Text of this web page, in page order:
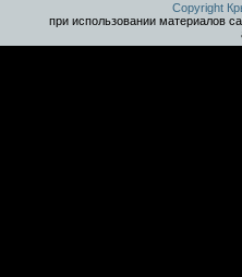
Copyright
при использовании материалов